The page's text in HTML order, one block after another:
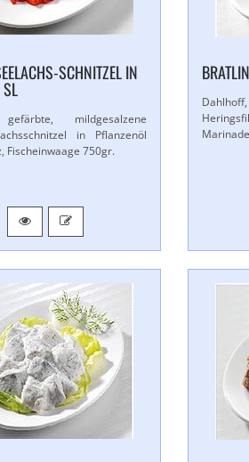
​SCHNITZEL IN
mildgesalzene
in Pflanzenöl
Fischeinwaage 750gr.